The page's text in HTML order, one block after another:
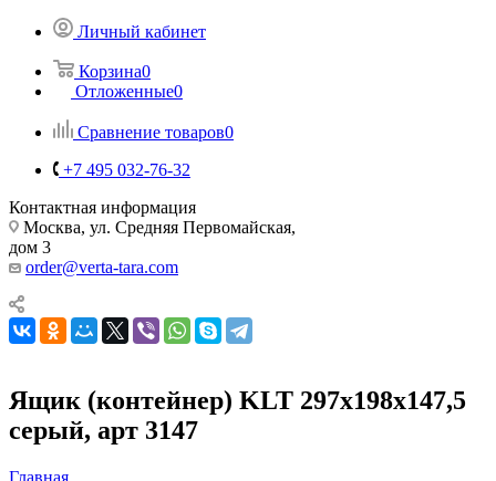
Личный кабинет
Корзина0
Отложенные0
Сравнение товаров0
+7 495 032-76-32
Контактная информация
Москва, ул. Средняя Первомайская,
дом 3
order@verta-tara.com
Ящик (контейнер) KLT 297х198х147,5
серый, арт 3147
Главная